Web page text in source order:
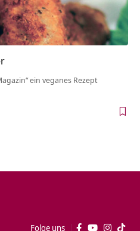
ein veganes Rezept
Folge uns